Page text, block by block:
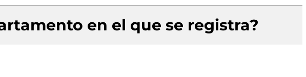
en el que se registra?